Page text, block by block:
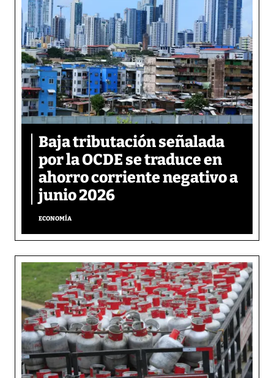
Baja tributación señalada
por la OCDE se traduce en
ahorro corriente negativo a
junio 2026
ECONOMÍA